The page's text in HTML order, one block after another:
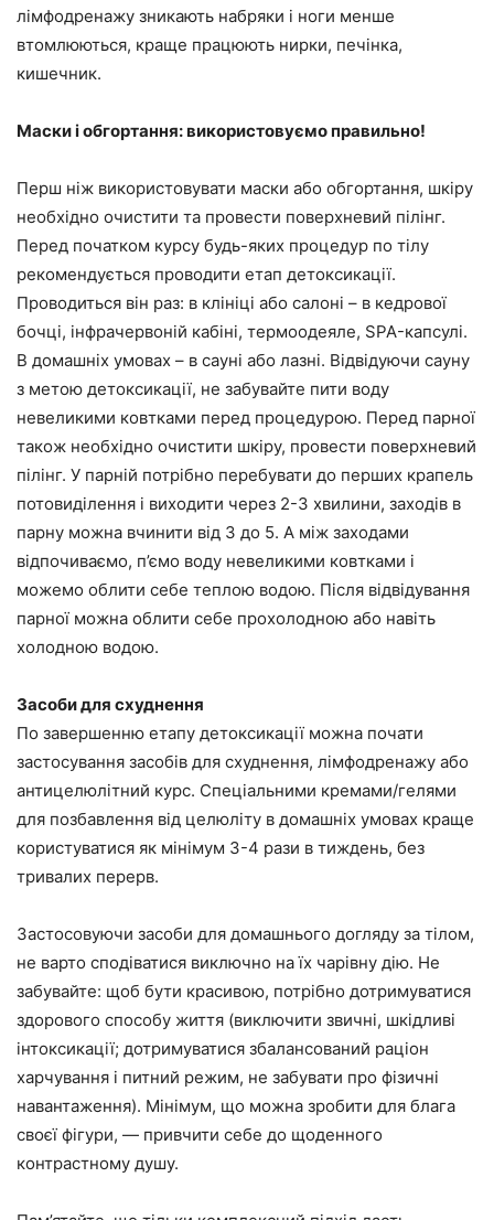
лімфодренажу зникають набряки і ноги менше
втомлюються, краще працюють нирки, печінка,
кишечник.
Маски і обгортання: використовуємо правильно!
Перш ніж використовувати маски або обгортання, шкіру
необхідно очистити та провести поверхневий пілінг.
Перед початком курсу будь-яких процедур по тілу
рекомендується проводити етап детоксикації.
Проводиться він раз: в клініці або салоні – в кедрової
бочці, інфрачервоній кабіні, термоодеяле, SPA-капсулі.
В домашніх умовах – в сауні або лазні. Відвідуючи сауну
з метою детоксикації, не забувайте пити воду
невеликими ковтками перед процедурою. Перед парної
також необхідно очистити шкіру, провести поверхневий
пілінг. У парній потрібно перебувати до перших крапель
потовиділення і виходити через 2-3 хвилини, заходів в
парну можна вчинити від 3 до 5. А між заходами
відпочиваємо, п’ємо воду невеликими ковтками і
можемо облити себе теплою водою. Після відвідування
парної можна облити себе прохолодною або навіть
холодною водою.
Засоби для схуднення
По завершенню етапу детоксикації можна почати
застосування засобів для схуднення, лімфодренажу або
антицелюлітний курс. Спеціальними кремами/гелями
для позбавлення від целюліту в домашніх умовах краще
користуватися як мінімум 3-4 рази в тиждень, без
тривалих перерв.
Застосовуючи засоби для домашнього догляду за тілом,
не варто сподіватися виключно на їх чарівну дію. Не
забувайте: щоб бути красивою, потрібно дотримуватися
здорового способу життя (виключити звичні, шкідливі
інтоксикації; дотримуватися збалансований раціон
харчування і питний режим, не забувати про фізичні
навантаження). Мінімум, що можна зробити для блага
своєї фігури, — привчити себе до щоденного
контрастному душу.